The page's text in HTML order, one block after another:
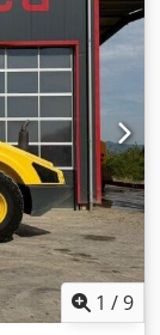
1 /9